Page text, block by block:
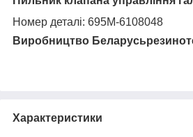
Номер деталі: 695М-6108048
Виробництво
Характеристики